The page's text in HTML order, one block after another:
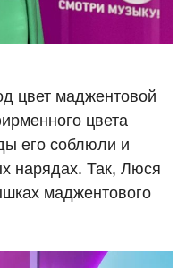
цвет маджентовой
цвета
его соблюли и
нарядах. Так, Люся
маджентового